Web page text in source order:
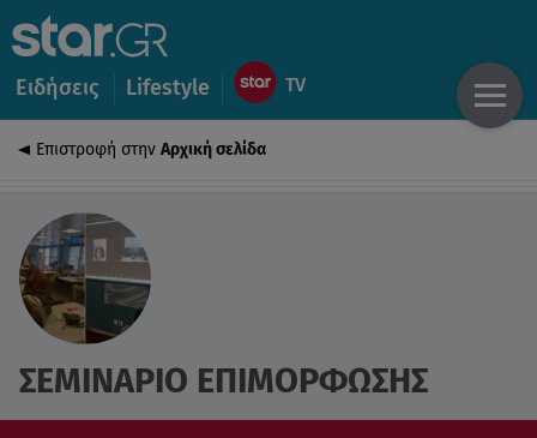
Ειδήσεις Lifestyle
Επιστροφή στην Αρχική σελίδα
ΣΕΜΙΝΑΡΙΟ ΕΠΙΜΟΡΦΩΣΗΣ